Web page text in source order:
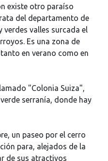
existe otro paraíso
del departamento de
verdes valles surcada el
Es una zona de
en verano como en
"Colonia Suiza",
serranía, donde hay
un paseo por el cerro
para, alejados de la
de sus atractivos